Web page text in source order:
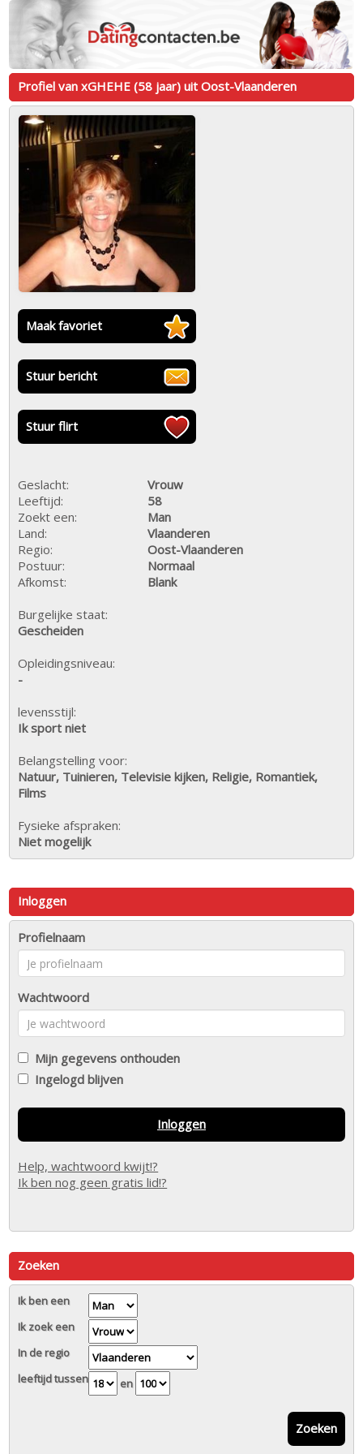
Profiel van xGHEHE (58 jaar) uit Oost-Vlaanderen
Maak favoriet
Stuur bericht
Stuur flirt
Geslacht:
Vrouw
Leeftijd:
58
Zoekt een:
Man
Land:
Vlaanderen
Regio:
Oost-Vlaanderen
Postuur:
Normaal
Afkomst:
Blank
Burgelijke staat:
Gescheiden
Opleidingsniveau:
-
levensstijl:
Ik sport niet
Belangstelling voor:
Natuur, Tuinieren, Televisie kijken, Religie, Romantiek,
Films
Fysieke afspraken:
Niet mogelijk
Inloggen
Profielnaam
Wachtwoord
Mijn gegevens onthouden
Ingelogd blijven
Inloggen
Help, wachtwoord kwijt!?
Ik ben nog geen gratis lid!?
Zoeken
Ik ben een
Ik zoek een
In de regio
leeftijd tussen
en
Zoeken